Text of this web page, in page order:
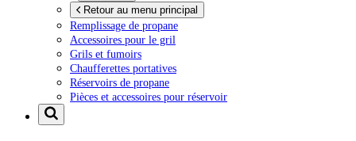
Retour au menu principal
Remplissage de propane
Accessoires pour le gril
Grils et fumoirs
Chaufferettes portatives
Réservoirs de propane
Pièces et accessoires pour réservoir